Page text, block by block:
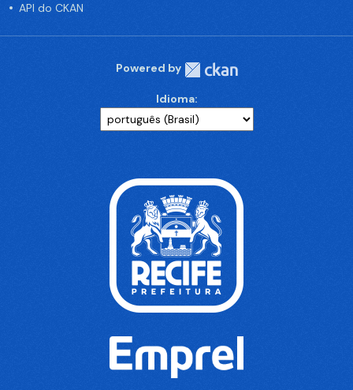
API do CKAN
Powered by
Idioma